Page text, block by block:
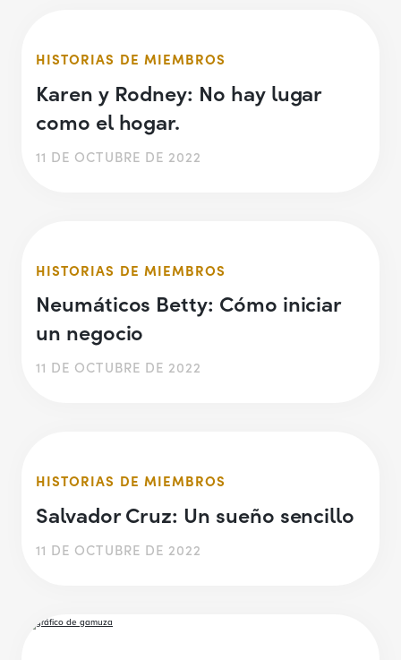
HISTORIAS DE MIEMBROS
Karen y Rodney: No hay lugar
como el hogar.
11 DE OCTUBRE DE 2022
HISTORIAS DE MIEMBROS
Neumáticos Betty: Cómo iniciar
un negocio
11 DE OCTUBRE DE 2022
HISTORIAS DE MIEMBROS
Salvador Cruz: Un sueño sencillo
11 DE OCTUBRE DE 2022